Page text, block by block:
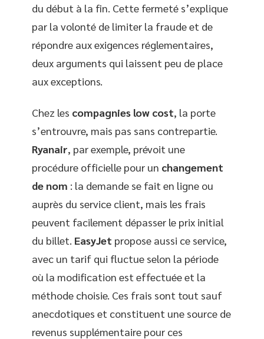
du début à la fin. Cette fermeté s’explique
par la volonté de limiter la fraude et de
répondre aux exigences réglementaires,
deux arguments qui laissent peu de place
aux exceptions.
Chez les compagnies low cost, la porte
s’entrouvre, mais pas sans contrepartie.
Ryanair, par exemple, prévoit une
procédure officielle pour un changement
de nom : la demande se fait en ligne ou
auprès du service client, mais les frais
peuvent facilement dépasser le prix initial
du billet. EasyJet propose aussi ce service,
avec un tarif qui fluctue selon la période
où la modification est effectuée et la
méthode choisie. Ces frais sont tout sauf
anecdotiques et constituent une source de
revenus supplémentaire pour ces